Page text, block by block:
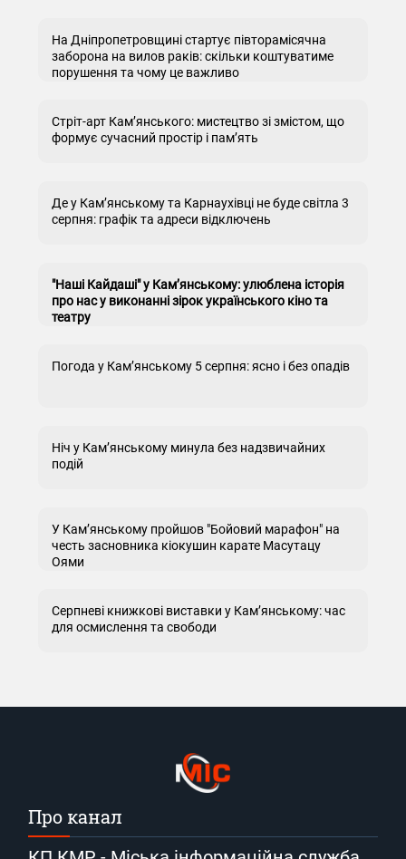
На Дніпропетровщині стартує півторамісячна
заборона на вилов раків: скільки коштуватиме
порушення та чому це важливо
Стріт-арт Кам’янського: мистецтво зі змістом, що
формує сучасний простір і пам’ять
Де у Кам’янському та Карнаухівці не буде світла 3
серпня: графік та адреси відключень
"Наші Кайдаші" у Кам’янському: улюблена історія
про нас у виконанні зірок українського кіно та
театру
Погода у Кам’янському 5 серпня: ясно і без опадів
Ніч у Кам’янському минула без надзвичайних
подій
У Кам’янському пройшов "Бойовий марафон" на
честь засновника кіокушин карате Масутацу
Оями
Серпневі книжкові виставки у Кам’янському: час
для осмислення та свободи
Про канал